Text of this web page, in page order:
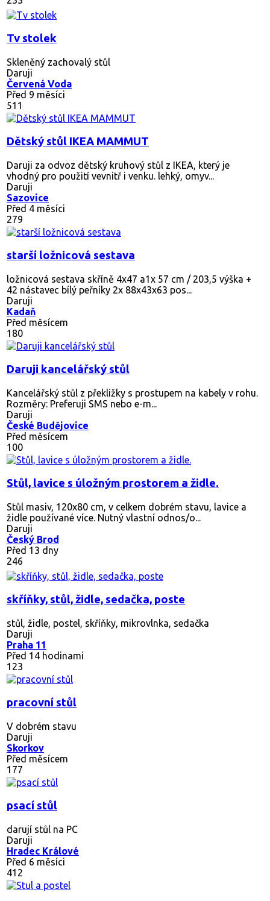
Tv stolek
Skleněný zachovalý stůl
Daruji
Červená Voda
Před 9 měsíci
511
Dětský stůl IKEA MAMMUT
Daruji za odvoz dětský kruhový stůl z IKEA, který je
vhodný pro použití vevnitř i venku. lehký, omyv...
Daruji
Sazovice
Před 4 měsíci
279
starší ložnicová sestava
ložnicová sestava skříně 4x47 a1x 57 cm / 203,5 výška +
42 nástavec bílý peřníky 2x 88x43x63 pos...
Daruji
Kadaň
Před měsícem
180
Daruji kancelářský stůl
Kancelářský stůl z překližky s prostupem na kabely v rohu.
Rozměry: Preferuji SMS nebo e-m...
Daruji
České Budějovice
Před měsícem
100
Stůl, lavice s úložným prostorem a židle.
Stůl masiv, 120x80 cm, v celkem dobrém stavu, lavice a
židle používané více. Nutný vlastní odnos/o...
Daruji
Český Brod
Před 13 dny
246
skříňky, stůl, židle, sedačka, poste
stůl, židle, postel, skříňky, mikrovlnka, sedačka
Daruji
Praha 11
Před 14 hodinami
123
pracovní stůl
V dobrém stavu
Daruji
Skorkov
Před měsícem
177
psací stůl
darují stůl na PC
Daruji
Hradec Králové
Před 6 měsíci
412